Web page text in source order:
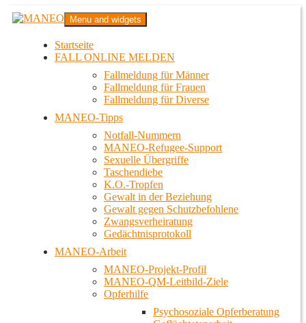
Zum
InhaltMANEO
Das schwule Anti-Gewalt-Projekt in Berlin
Menu and widgets
Startseite
FALL ONLINE MELDEN
Fallmeldung für Männer
Fallmeldung für Frauen
Fallmeldung für Diverse
MANEO-Tipps
Notfall-Nummern
MANEO-Refugee-Support
Sexuelle Übergriffe
Taschendiebe
K.O.-Tropfen
Gewalt in der Beziehung
Gewalt gegen Schutzbefohlene
Zwangsverheiratung
Gedächtnisprotokoll
MANEO-Arbeit
MANEO-Projekt-Profil
MANEO-QM-Leitbild-Ziele
Opferhilfe
Psychosoziale Opferberatung